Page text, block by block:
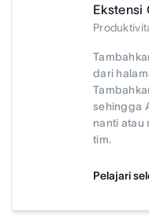
Ekstensi
dari
sehingga
nanti atau
tim.
Pelajari